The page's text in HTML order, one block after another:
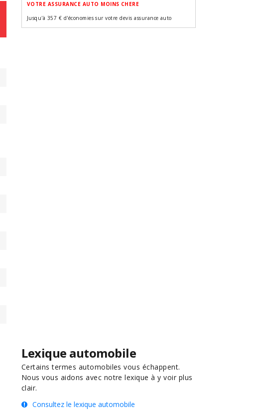
VOTRE ASSURANCE AUTO MOINS CHERE
Jusqu'à 357 € d'économies sur votre devis assurance auto
Lexique automobile
Certains termes automobiles vous échappent.
Nous vous aidons avec notre lexique à y voir plus
clair.
Consultez le lexique automobile